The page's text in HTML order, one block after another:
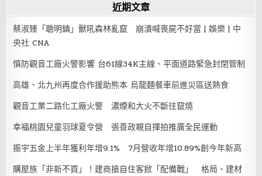
近期文章
蔡淑臻「聰明鎮」獸吼森林亂竄 崩潰喊喪屍不好當 | 娛樂 | 中
央社 CNA
慎防觀音工廠火警影響 台61線34K主線、平面道路緊急封閉管制
高雄、北九州再度合作援助熊本 烏龍麵餐車前進災區送熱食
觀音工業二路化工廠火警 濃煙和大火不斷往竄燒
幸福桃園兒童羽球夏令營 張善政親自揮拍推廣全民運動
振宇五金上半年獲利年增9.1% 7月營收年增10.89%創今年新高
購屋族「非新不買」！建商搶自住客掀「配備戰」 格局、建材